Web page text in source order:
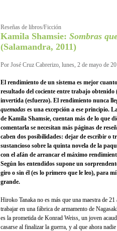
Reseñas de libros/Ficción
Kamila Shamsie: Sombras
(Salamandra, 2011)
Por José Cruz Cabrerizo, lunes, 2 de mayo de
El rendimiento de un sistema es mejor
resultado del cociente entre trabajo obtenido
invertida (esfuerzo). El rendimiento nunca
quemadas es una excepción a ese principio.
de Kamila Shamsie, cuentan más de lo que
comentarla se necesitan más páginas de
caben dos posibilidades: dejar de escribir o
sustancioso sobre la quinta novela de la
con el afán de arrancar el máximo
Según los entendidos supone un
giro o sin él (es lo primero que le leo), para
grande.
Hiroko Tanaka no es más que una maestra de
trabajar en una fábrica de armamento de
es la prometida de Konrad Weiss, un joven
casarse al finalizar la guerra, y al que ahora